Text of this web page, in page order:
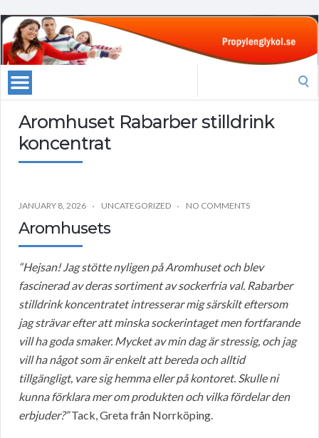
Aromhuset Rabarber stilldrink
koncentrat
JANUARY 8, 2026 UNCATEGORIZED NO COMMENTS
Aromhusets
“Hejsan! Jag stötte nyligen på Aromhuset och blev
fascinerad av deras sortiment av sockerfria val. Rabarber
stilldrink koncentratet intresserar mig särskilt eftersom
jag strävar efter att minska sockerintaget men fortfarande
vill ha goda smaker. Mycket av min dag är stressig, och jag
vill ha något som är enkelt att bereda och alltid
tillgängligt, vare sig hemma eller på kontoret. Skulle ni
kunna förklara mer om produkten och vilka fördelar den
erbjuder?”Tack, Greta från Norrköping.